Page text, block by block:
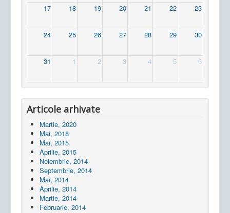
17 18 19 20 21 22 23
24 25 26 27 28 29 30
31 1 2 3 4 5 6
Articole arhivate
Martie, 2020
Mai, 2018
Mai, 2015
Aprilie, 2015
Noiembrie, 2014
Septembrie, 2014
Mai, 2014
Aprilie, 2014
Martie, 2014
Februarie, 2014